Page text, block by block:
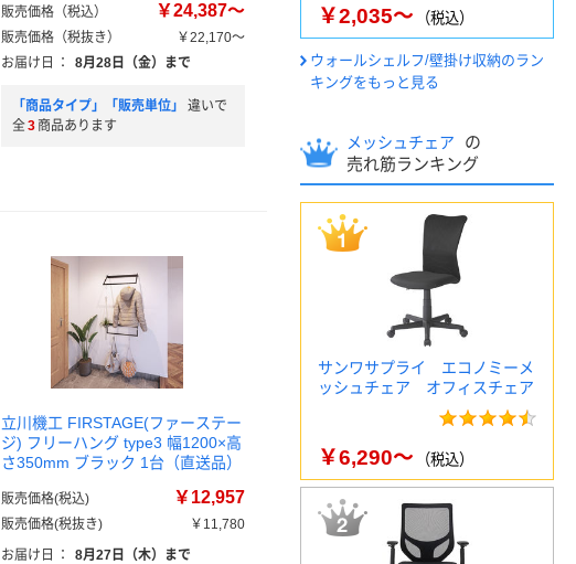
販売価格（税込） ￥24,387～
販売価格（税抜き）
￥22,170～
お届け日
： 8月28日（金）まで
「商品タイプ」「販売単位」
違いで
全3 商品あります
立川機工 FIRSTAGE(ファーステー
ジ) フリーハング type3 幅1200×高
さ350mm ブラック 1台（直送品）
販売価格(税込) ￥12,957
販売価格(税抜き)
￥11,780
お届け日
： 8月27日（木）まで
￥2,035～ （税込）
ウォールシェルフ/壁掛け収納のラン
キングをもっと見る
メッシュチェア
の
売れ筋ランキング
サンワサプライ エコノミーメ
ッシュチェア オフィスチェア
￥6,290～ （税込）